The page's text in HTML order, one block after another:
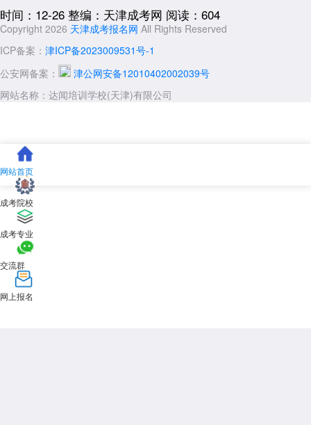
时间：12-26 整编：天津成考网 阅读：604
Copyright 2026 天津成考报名网 All Rights Reserved
ICP备案： 津ICP备2023009531号-1
公安网备案：
津公网安备12010402002039号
网站名称：达闻培训学校(天津)有限公司
网站首页
成考院校
成考专业
交流群
网上报名